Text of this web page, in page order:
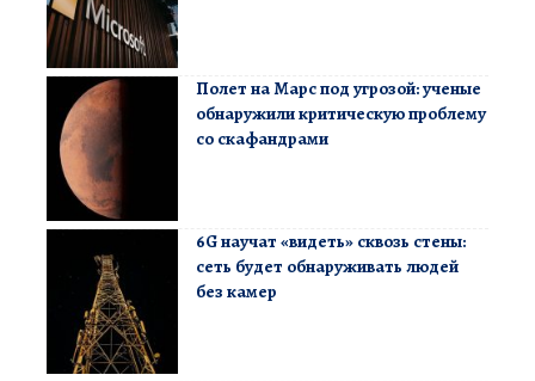
Полет на Марс под угрозой: ученые
обнаружили критическую проблему
со скафандрами
6G научат «видеть» сквозь стены:
сеть будет обнаруживать людей
без камер